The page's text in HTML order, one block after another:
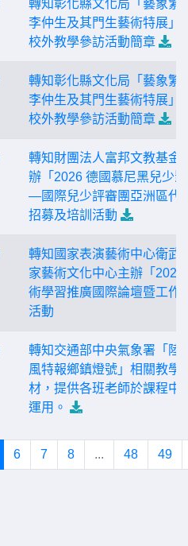
轉知彰化縣文化局「藝象繁
李仲生及其門生藝術特展」
校外教學參訪活動簡章
轉知彰化縣文化局「藝象繁
李仲生及其門生藝術特展」
校外教學參訪活動簡章
轉知財團法人富邦文教基金
辦「2026 德國慕尼黑兒少
—國際兒少評審團亞洲區代
招募及培訓活動
轉知國家表演藝術中心衛武
家藝術文化中心主辦「2026
術學習推廣國際論壇暨工作
活動
轉知交通部中央氣象署「陸
風特報鄉鎮燈號」相關教學
材，提供各班老師於課程中
運用。
6 7 8 ... 48 49